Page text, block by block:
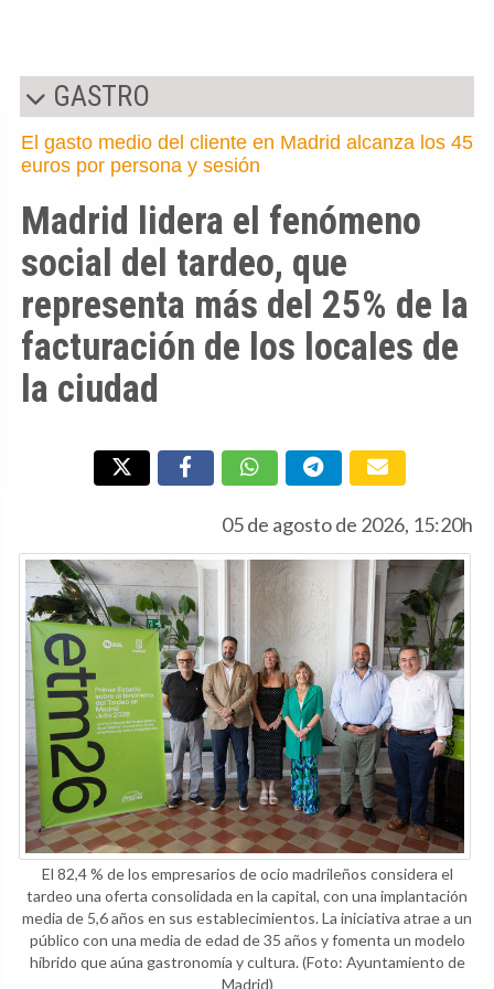
GASTRO
El gasto medio del cliente en Madrid alcanza los 45
euros por persona y sesión
Madrid lidera el fenómeno
social del tardeo, que
representa más del 25% de la
facturación de los locales de
la ciudad
05 de agosto de 2026, 15:20h
El 82,4 % de los empresarios de ocio madrileños considera el
tardeo una oferta consolidada en la capital, con una implantación
media de 5,6 años en sus establecimientos. La iniciativa atrae a un
público con una media de edad de 35 años y fomenta un modelo
híbrido que aúna gastronomía y cultura.(Foto: Ayuntamiento de
Madrid)